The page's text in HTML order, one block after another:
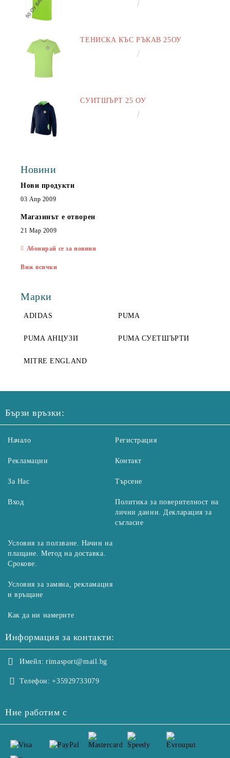
ТЕНИСКА КЪС РЪКАВ 25ОУ
СУИТШЪРТ 25 ОУ
Новини
Нови продукти
03 Апр 2009
Магазинът е отворен
21 Мар 2009
Абонирай се за новини
Виж всички
Марки
ADIDAS PUMA
PUMA АНЦУЗИ PUMA СУЕТШЪРТИ
MITRE ENGLAND
Бързи връзки:
Начало
Рекламации
За Нас
Вход
Регистрация
Контакт
Търсене
Политика за поверителност на
лични данни. Декларация за
съгласие
Условия за ползване. Начин на
плащане. Метод на доставка.
Срокове.
Условия за замяна, рекламация
и връщане
Как да ни намерите
Информация за контакти:
Имейл: rimasport@mail.bg
Телефон: +35929733079
Ние работим с